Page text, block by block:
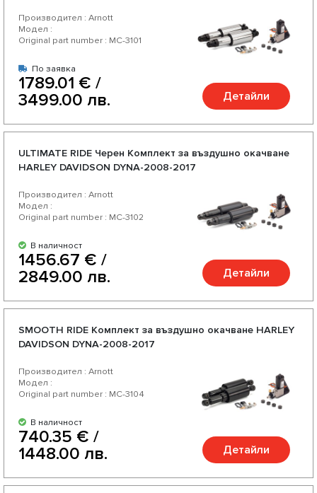
Производител : Arnott
Модел :
Original part number : MC-3101
По заявка
1789.01 € /
3499.00 лв.
Детайли
ULTIMATE RIDE Черен Комплект за въздушно окачване
HARLEY DAVIDSON DYNA-2008-2017
Производител : Arnott
Модел :
Original part number : MC-3102
В наличност
1456.67 € /
2849.00 лв.
Детайли
SMOOTH RIDE Комплект за въздушно окачване HARLEY
DAVIDSON DYNA-2008-2017
Производител : Arnott
Модел :
Original part number : MC-3104
В наличност
740.35 € /
1448.00 лв.
Детайли